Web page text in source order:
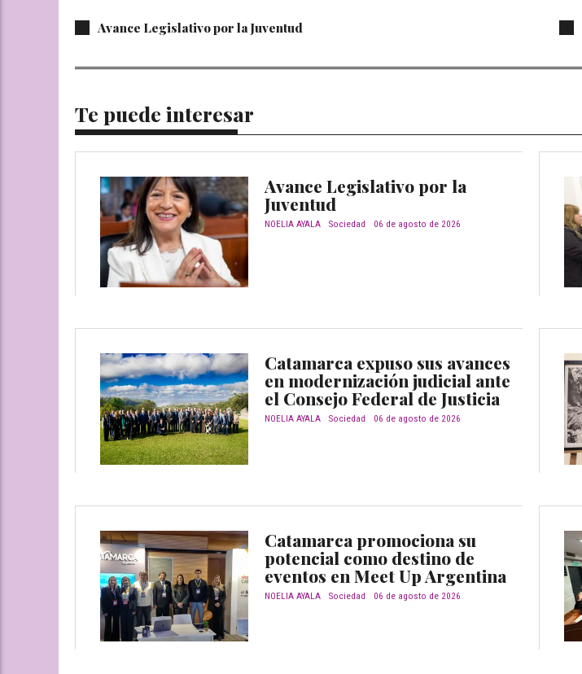
Avance Legislativo por la Juventud
Te puede interesar
Avance Legislativo por la
Juventud
NOELIA AYALA Sociedad 06 de agosto de 2026
Catamarca expuso sus avances
en modernización judicial ante
el Consejo Federal de Justicia
NOELIA AYALA Sociedad 06 de agosto de 2026
Catamarca promociona su
potencial como destino de
eventos en Meet Up Argentina
NOELIA AYALA Sociedad 06 de agosto de 2026